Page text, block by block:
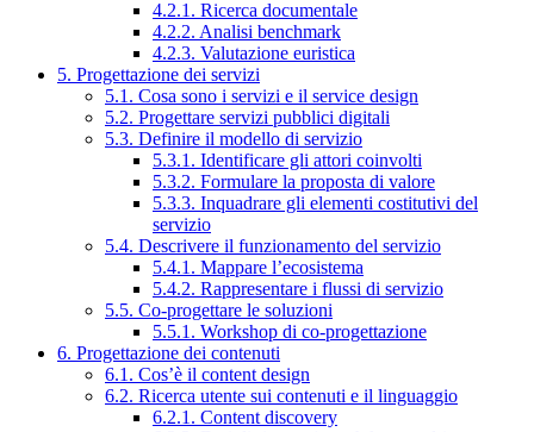
4.2.1. Ricerca documentale
4.2.2. Analisi benchmark
4.2.3. Valutazione euristica
5. Progettazione dei servizi
5.1. Cosa sono i servizi e il service design
5.2. Progettare servizi pubblici digitali
5.3. Definire il modello di servizio
5.3.1. Identificare gli attori coinvolti
5.3.2. Formulare la proposta di valore
5.3.3. Inquadrare gli elementi costitutivi del
servizio
5.4. Descrivere il funzionamento del servizio
5.4.1. Mappare l’ecosistema
5.4.2. Rappresentare i flussi di servizio
5.5. Co-progettare le soluzioni
5.5.1. Workshop di co-progettazione
6. Progettazione dei contenuti
6.1. Cos’è il content design
6.2. Ricerca utente sui contenuti e il linguaggio
6.2.1. Content discovery